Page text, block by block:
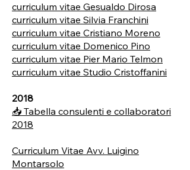
curriculum vitae Gesualdo Dirosa
curriculum vitae Silvia Franchini
curriculum vitae Cristiano Moreno
curriculum vitae Domenico Pino
curriculum vitae Pier Mario Telmon
curriculum vitae Studio Cristoffanini
2018
📥 Tabella consulenti e collaboratori
2018
Curriculum Vitae Avv. Luigino
Montarsolo